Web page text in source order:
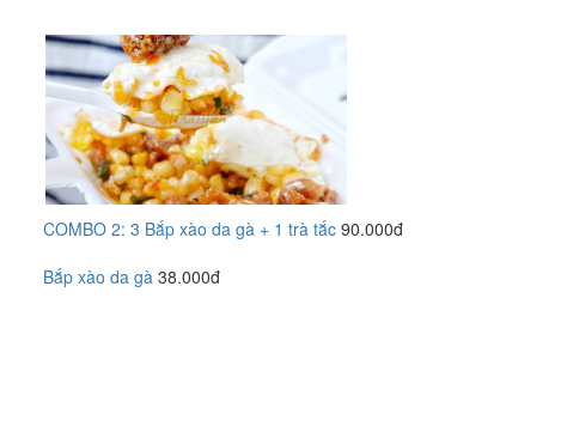
COMBO 2: 3 Bắp xào da gà + 1 trà tắc 90.000đ
Bắp xào da gà 38.000đ